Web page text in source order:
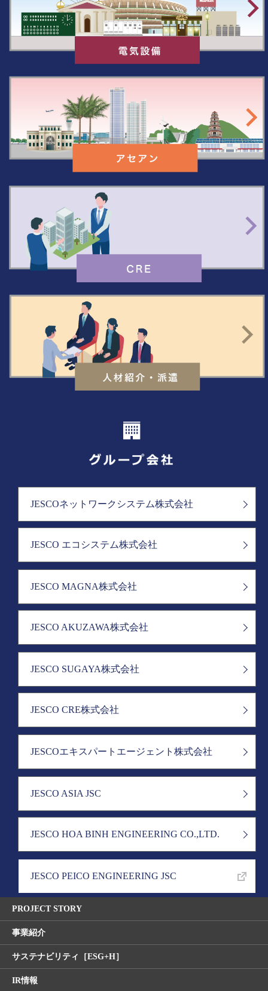
JESCOネットワークシステム株式会社
JESCO エコシステム株式会社
JESCO MAGNA株式会社
JESCO AKUZAWA株式会社
JESCO SUGAYA株式会社
JESCO CRE株式会社
JESCOエキスパートエージェント株式会社
JESCO ASIA JSC
JESCO HOA BINH ENGINEERING CO.,LTD.
JESCO PEICO ENGINEERING JSC
PROJECT STORY
事業紹介
サステナビリティ［ESG+H］
IR情報